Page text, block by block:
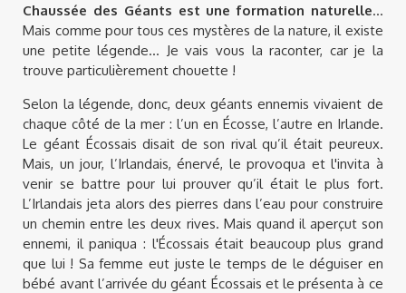
Chaussée des Géants est une formation naturelle...
Mais comme pour tous ces mystères de la nature, il existe
une petite légende... Je vais vous la raconter, car je la
trouve particulièrement chouette !
Selon la légende, donc, deux géants ennemis vivaient de
chaque côté de la mer : l’un en Écosse, l’autre en Irlande.
Le géant Écossais disait de son rival qu’il était peureux.
Mais, un jour, l’Irlandais, énervé, le provoqua et l'invita à
venir se battre pour lui prouver qu’il était le plus fort.
L’Irlandais jeta alors des pierres dans l’eau pour construire
un chemin entre les deux rives. Mais quand il aperçut son
ennemi, il paniqua : l'Écossais était beaucoup plus grand
que lui ! Sa femme eut juste le temps de le déguiser en
bébé avant l’arrivée du géant Écossais et le présenta à ce